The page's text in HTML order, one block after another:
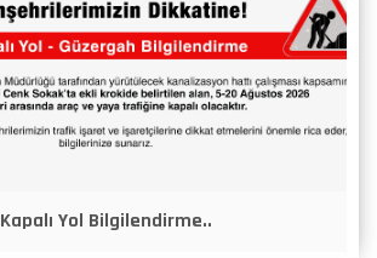
Kapalı Yol Bilgilendirme..